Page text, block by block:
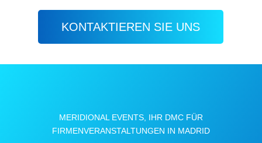
KONTAKTIEREN SIE UNS
MERIDIONAL EVENTS, IHR DMC FÜR
FIRMENVERANSTALTUNGEN IN MADRID